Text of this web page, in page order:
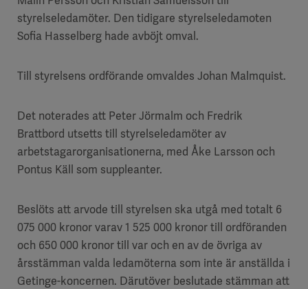
styrelseledamöter. Den tidigare styrelseledamoten
Sofia Hasselberg hade avböjt omval.
Till styrelsens ordförande omvaldes Johan Malmquist.
Det noterades att Peter Jörmalm och Fredrik
Brattbord utsetts till styrelseledamöter av
arbetstagarorganisationerna, med Åke Larsson och
Pontus Käll som suppleanter.
Beslöts att arvode till styrelsen ska utgå med totalt 6
075 000 kronor varav 1 525 000 kronor till ordföranden
och 650 000 kronor till var och en av de övriga av
årsstämman valda ledamöterna som inte är anställda i
Getinge-koncernen. Därutöver beslutade stämman att